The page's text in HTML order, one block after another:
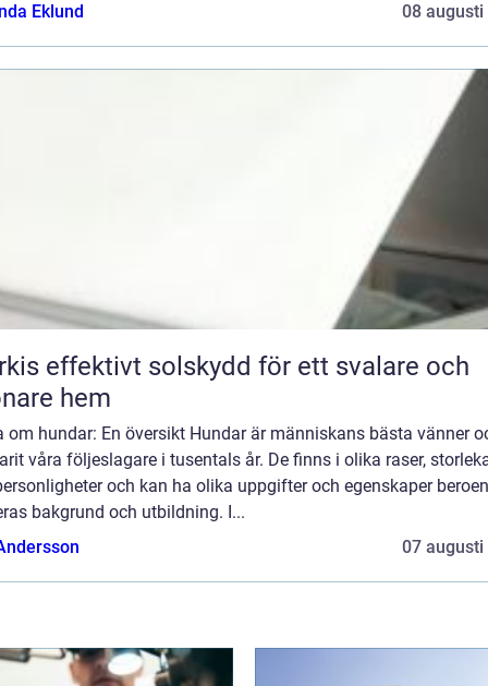
Eklund
08 augusti
för ett svalare och
hem
om hundar: En översikt Hundar är människans bästa vänner
våra följeslagare i tusentals år. De finns i olika raser,
och kan ha olika uppgifter och egenskaper
bakgrund och utbildning. I...
07 augusti